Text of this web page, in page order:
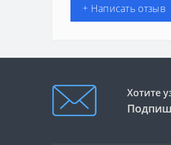
+ Написать отзыв
Хотите